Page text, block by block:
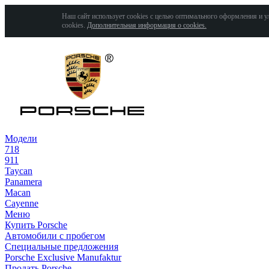
Наш сайт использует cookies с целью оптимального оформления и
cookies. Дополнительная информация о cookies.
Модели
718
911
Taycan
Panamera
Macan
Cayenne
Меню
Купить Porsche
Автомобили с пробегом
Специальные предложения
Porsche Exclusive Manufaktur